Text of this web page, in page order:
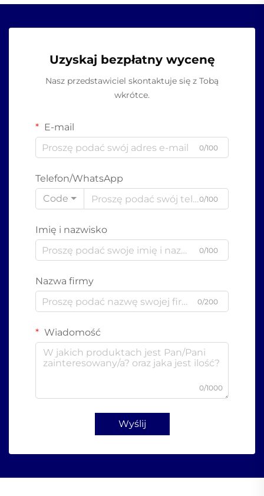
Uzyskaj bezpłatny wycenę
Nasz przedstawiciel skontaktuje się z Tobą
wkrótce.
E-mail
0/100
Telefon/WhatsApp
Code
0/100
Imię i nazwisko
0/100
Nazwa firmy
0/200
Wiadomość
0/1000
Wyślij